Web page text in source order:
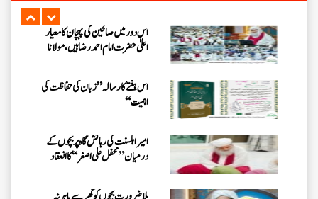
الیاس عطار قادری
اس ہفتے کا رسالہ ” زبان کی حفاظت کی
اہمیت“
امیر اہلسنت کی رہائش گاہ پر بچوں کے
درمیان” محفل علی اصغر “کا انعقاد
بِلا ضرورت بچوں کو گھر سے باہر نہ
جانے دیں، علامہ محمد الیاس عطار